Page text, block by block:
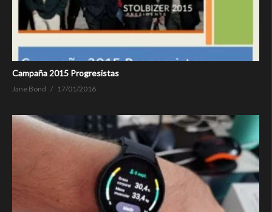
Campaña 2015 Progresistas
Jane Bond 17/01/2016